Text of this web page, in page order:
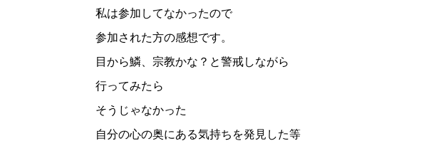
私は参加してなかったので
参加された方の感想です。
目から鱗、宗教かな？と警戒しながら
行ってみたら
そうじゃなかった
自分の心の奥にある気持ちを発見した等